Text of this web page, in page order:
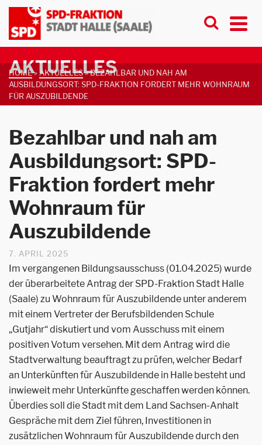
AKTUELLES
HOME»AKTUELLES»BEZAHLBAR UND NAH AM
AUSBILDUNGSORT: SPD-FRAKTION FORDERT MEHR WOHNRAUM
FÜR AUSZUBILDENDE
Bezahlbar und nah am
Ausbildungsort: SPD-
Fraktion fordert mehr
Wohnraum für
Auszubildende
7. APRIL 2025
Im vergangenen Bildungsausschuss (01.04.2025) wurde
der überarbeitete Antrag der SPD-Fraktion Stadt Halle
(Saale) zu Wohnraum für Auszubildende unter anderem
mit einem Vertreter der Berufsbildenden Schule
„Gutjahr“ diskutiert und vom Ausschuss mit einem
positiven Votum versehen. Mit dem Antrag wird die
Stadtverwaltung beauftragt zu prüfen, welcher Bedarf
an Unterkünften für Auszubildende in Halle besteht und
inwieweit mehr Unterkünfte geschaffen werden können.
Überdies soll die Stadt mit dem Land Sachsen-Anhalt
Gespräche mit dem Ziel führen, Investitionen in
zusätzlichen Wohnraum für Auszubildende durch den